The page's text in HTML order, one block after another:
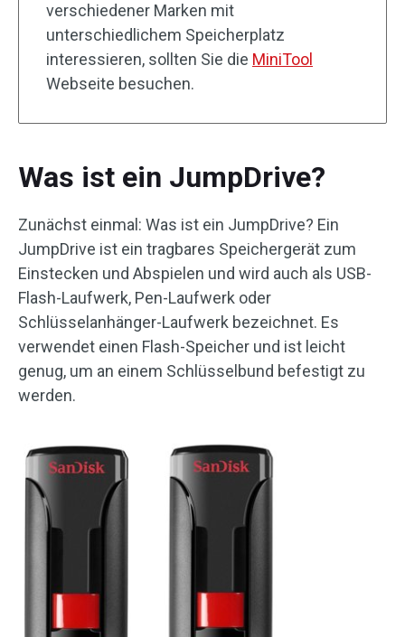
verschiedener Marken mit
unterschiedlichem Speicherplatz
interessieren, sollten Sie die MiniTool
Webseite besuchen.
Was ist ein JumpDrive?
Zunächst einmal: Was ist ein JumpDrive? Ein
JumpDrive ist ein tragbares Speichergerät zum
Einstecken und Abspielen und wird auch als USB-
Flash-Laufwerk, Pen-Laufwerk oder
Schlüsselanhänger-Laufwerk bezeichnet. Es
verwendet einen Flash-Speicher und ist leicht
genug, um an einem Schlüsselbund befestigt zu
werden.